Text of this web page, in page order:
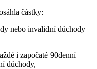
částky:
nebo invalidní důchody
i započaté 90denní
důchody,